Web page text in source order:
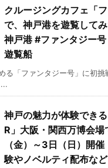
クルージングカフェ「
で、神戸港を遊覧して
神戸港 #ファンタジー
遊覧船
る「ファンタジー号」に初挑
神戸の魅力が体験でき
R」大阪・関西万博会
（金）～3日（日）開
験やノベルティ配布な